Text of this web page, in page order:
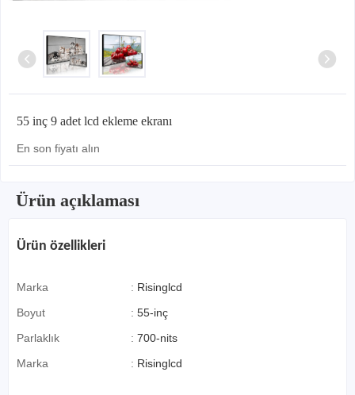
55 inç 9 adet lcd ekleme ekranı
En son fiyatı alın
Ürün açıklaması
Ürün özellikleri
Marka : Risinglcd
Boyut
: 55-inç
Parlaklık
: 700-nits
Marka
: Risinglcd